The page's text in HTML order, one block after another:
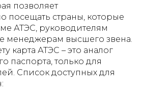
позволяет
посещать страны, которые
АТЭС, руководителям
менеджерам высшего звена.
карта АТЭС – это аналог
паспорта, только для
Список доступных для